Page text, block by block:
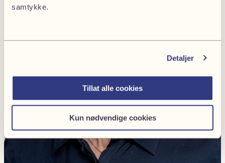
samtykke.
Detaljer
Tillat alle cookies
Kun nødvendige cookies